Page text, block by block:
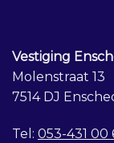
Vestiging
Molenstraat 13
7514 DJ
Tel: 053-431 00